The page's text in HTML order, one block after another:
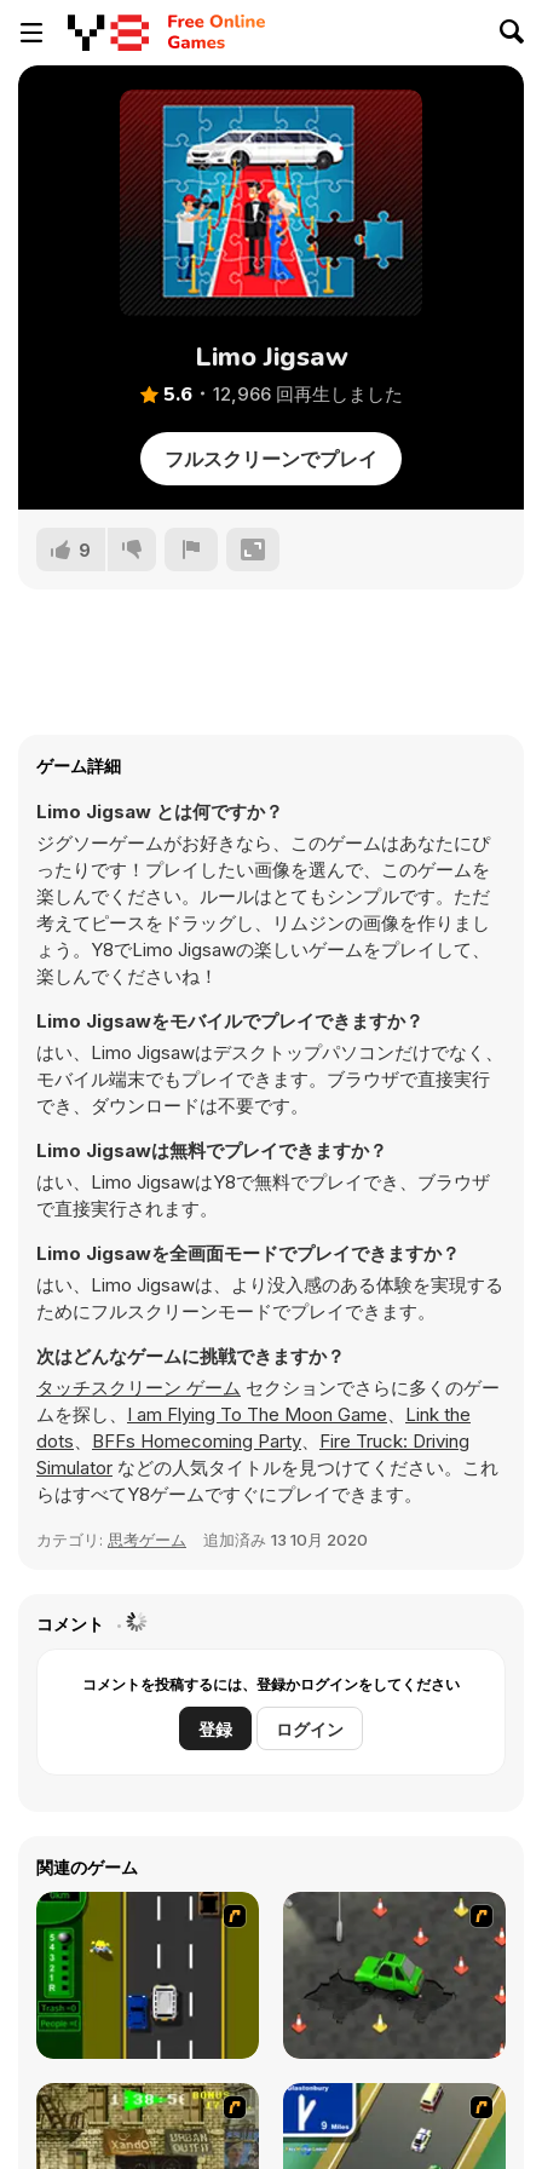
Limo Jigsaw
5.6 12,966 回再生しました
フルスクリーンでプレイ
9
ゲーム詳細
Limo Jigsaw とは何ですか？
ジグソーゲームがお好きなら、このゲームはあなたにぴ
ったりです！プレイしたい画像を選んで、このゲームを
楽しんでください。ルールはとてもシンプルです。ただ
考えてピースをドラッグし、リムジンの画像を作りまし
ょう。Y8でLimo Jigsawの楽しいゲームをプレイして、
楽しんでくださいね！
Limo Jigsawをモバイルでプレイできますか？
はい、Limo Jigsawはデスクトップパソコンだけでなく、
モバイル端末でもプレイできます。ブラウザで直接実行
でき、ダウンロードは不要です。
Limo Jigsawは無料でプレイできますか？
はい、Limo JigsawはY8で無料でプレイでき、ブラウザ
で直接実行されます。
Limo Jigsawを全画面モードでプレイできますか？
はい、Limo Jigsawは、より没入感のある体験を実現する
ためにフルスクリーンモードでプレイできます。
次はどんなゲームに挑戦できますか？
タッチスクリーン ゲーム セクションでさらに多くのゲー
ムを探し、 I am Flying To The Moon Game、 Link the
dots、 BFFs Homecoming Party、 Fire Truck: Driving
Simulator などの人気タイトルを見つけてください。これ
らはすべてY8ゲームですぐにプレイできます。
カテゴリ: 思考ゲーム 追加済み 13 10月 2020
コメント
コメントを投稿するには、登録かログインをしてください
登録 ログイン
関連のゲーム